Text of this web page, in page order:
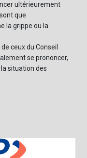
ultérieurement
que
la grippe ou la
ceux du Conseil
se prononcer,
situation des